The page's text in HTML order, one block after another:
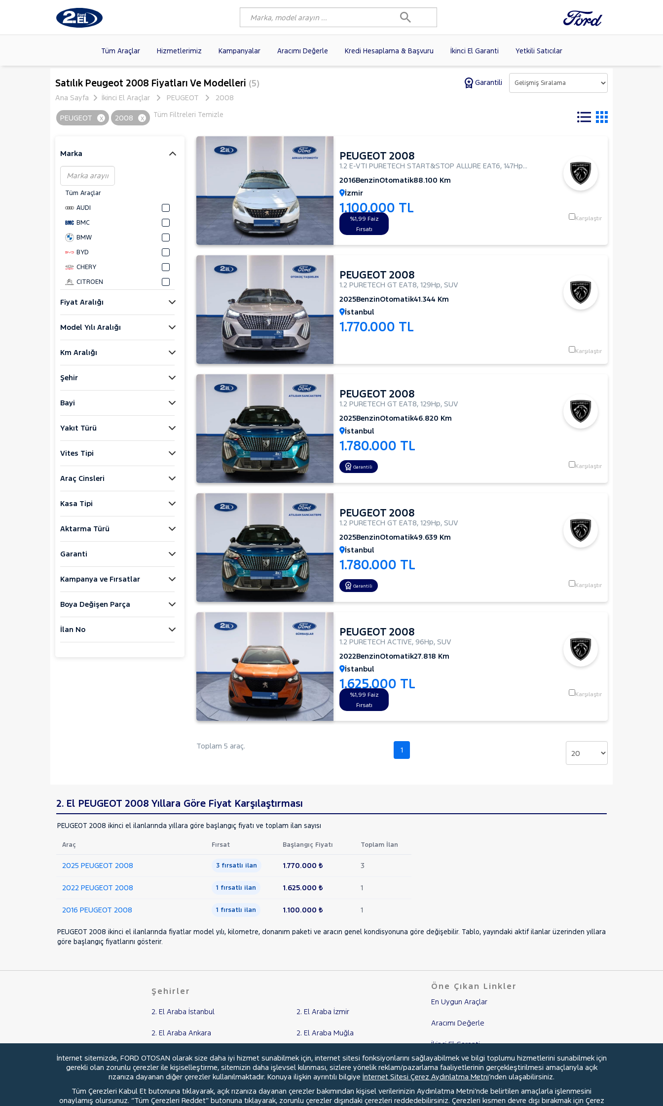
Tüm Araçlar Hizmetlerimiz Kampanyalar Aracımı Değerle Kredi Hesaplama & Başvuru İkinci El Garanti Yetkili Satıcılar
Markalar >
Modeller >
Kasalar
FORD(877)
VOLKSWAGEN
CITROEN
SKODA
Satılık Peugeot 2008 Fiyatları Ve Modelleri (5)
Garantili
Ana Sayfa
İkinci El Araçlar PEUGEOT 2008
Tüm Filtreleri Temizle
PEUGEOT x 2008 x
Marka
Tüm Araçlar
AUDI
BMC
BMW
BYD
CHERY
CITROEN
DAIHATSU
FIAT
FORD
ISUZU
Iveco
KIA
LANCIA
MAN
MERCEDES-BENZ
MINI
NISSAN
OPEL
PEUGEOT
EXPERT
RİFTER
SKODA
SUBARU
Fiyat Aralığı
Model Yılı Aralığı
Km Aralığı
Şehir
Bayi
Yakıt Türü
Vites Tipi
Araç Cinsleri
Kasa Tipi
Aktarma Türü
Garanti
Kampanya ve Fırsatlar
Boya Değişen Parça
İlan No
PEUGEOT 2008
1.2 E-VTI PURETECH START&STOP ALLURE EAT6, 147Hp,Hatchback 5 Kapı
2016BenzinOtomatik88.100 Km
İzmir
1.100.000 TL
%1,99 Faiz
Fırsatı
Karşılaştır
PEUGEOT 2008
1.2 PURETECH GT EAT8, 129Hp, SUV
2025BenzinOtomatik41.344 Km
İstanbul
1.770.000 TL
Karşılaştır
PEUGEOT 2008
1.2 PURETECH GT EAT8, 129Hp, SUV
2025BenzinOtomatik46.820 Km
İstanbul
1.780.000 TL
Garantili Karşılaştır
PEUGEOT 2008
1.2 PURETECH GT EAT8, 129Hp, SUV
2025BenzinOtomatik49.639 Km
İstanbul
1.780.000 TL
Garantili Karşılaştır
PEUGEOT 2008
1.2 PURETECH ACTIVE, 96Hp, SUV
2022BenzinOtomatik27.818 Km
İstanbul
1.625.000 TL
%1,99 Faiz
Fırsatı
Karşılaştır
Toplam 5 araç. 1
2. El PEUGEOT 2008 Yıllara Göre Fiyat Karşılaştırması
PEUGEOT 2008 ikinci el ilanlarında yıllara göre başlangıç fiyatı ve toplam ilan sayısı
Araç Fırsat Başlangıç Fiyatı Toplam İlan
2025 PEUGEOT 2008 3 fırsatlı ilan 1.770.000 ₺ 3
2022 PEUGEOT 2008 1 fırsatlı ilan 1.625.000 ₺ 1
2016 PEUGEOT 2008 1 fırsatlı ilan 1.100.000 ₺ 1
PEUGEOT 2008 ikinci el ilanlarında fiyatlar model yılı, kilometre, donanım paketi ve aracın genel kondisyonuna göre değişebilir. Tablo, yayındaki aktif ilanlar üzerinden yıllara
göre başlangıç fiyatlarını gösterir.
Şehirler
2. El Araba İstanbul 2. El Araba İzmir
2. El Araba Ankara 2. El Araba Muğla
2. El Araba Balıkesir 2. El Araba Adana
2. El Araba Kocaeli 2. El Araba Aydın
2. El Araba Samsun Tüm Şehirler
Öne Çıkan Linkler
En Uygun Araçlar
Aracımı Değerle
İkinci El Garanti
Kampanyalar
Kredi Hesaplama & Başvuru
İnternet sitemizde, FORD OTOSAN olarak size daha iyi hizmet sunabilmek için, internet sitesi fonksiyonlarını sağlayabilmek ve bilgi toplumu hizmetlerini sunabilmek için
gerekli olan zorunlu çerezler ile kişiselleştirme, sitemizin daha işlevsel kılınması, sizlere yönelik reklam/pazarlama faaliyetlerinin gerçekleştirilmesi amaçlarıyla açık
rızanıza dayanan diğer çerezler kullanılmaktadır. Konuya ilişkin ayrıntılı bilgiye İnternet Sitesi Çerez Aydınlatma Metni’nden ulaşabilirsiniz.
Tüm Çerezleri Kabul Et butonuna tıklayarak, açık rızanıza dayanan çerezler bakımından kişisel verilerinizin Aydınlatma Metni’nde belirtilen amaçlarla işlenmesini
onaylamış olursunuz. “Tüm Çerezleri Reddet” butonuna tıklayarak, zorunlu çerezler dışındaki çerezleri reddedebilirsiniz. Çerezleri kısmen devre dışı bırakmak için Çerez